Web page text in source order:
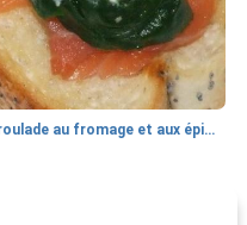
roulade au fromage et aux épinards